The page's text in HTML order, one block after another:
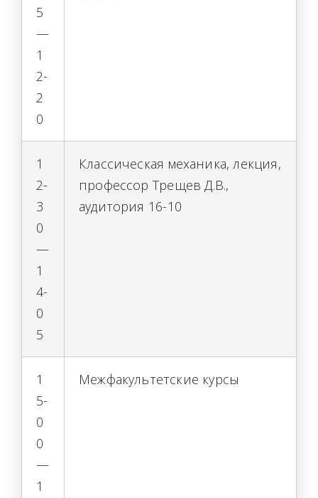
5
—
1
2-
2
0
1
2-
3
0
—
1
4-
0
5
Классическая механика, лекция,
профессор Трещев Д.В.,
аудитория 16-10
1
5-
0
0
—
1
Межфакультетские курсы